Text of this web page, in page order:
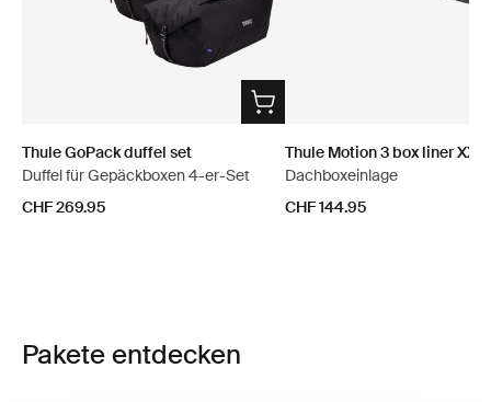
Thule GoPack duffel set
Duffel für Gepäckboxen 4-er-Set
CHF 269.95
Thule Motion 3 box liner
Dachboxeinlage
CHF 144.95
Pakete entdecken